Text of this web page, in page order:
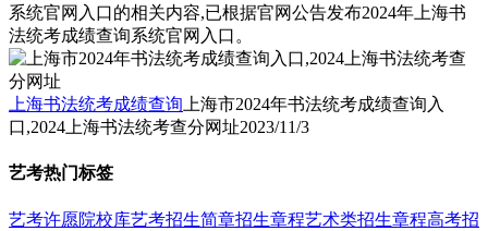
系统官网入口的相关内容,已根据官网公告发布2024年上海书
法统考成绩查询系统官网入口。
上海书法统考成绩查询 上海市2024年书法统考成绩查询入
口,2024上海书法统考查分网址2023/11/3
艺考热门标签
艺考许愿院校库艺考招生简章招生章程艺术类招生章程高考招